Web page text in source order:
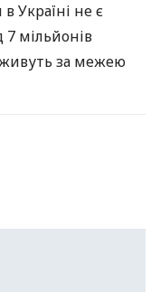
Україні не є
мільйонів
живуть за межею